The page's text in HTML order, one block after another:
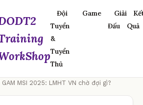
Đội
Tuyển
&
Tuyển
Thủ
Game
Giải
Đấu
Quả
GAM MSI 2025: LMHT VN chờ đợi gì?